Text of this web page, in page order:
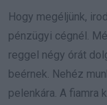
Hogy megéljünk,
pénzügyi cégnél.
reggel négy órát
beérnek. Nehéz
pelenkára. A fiamra